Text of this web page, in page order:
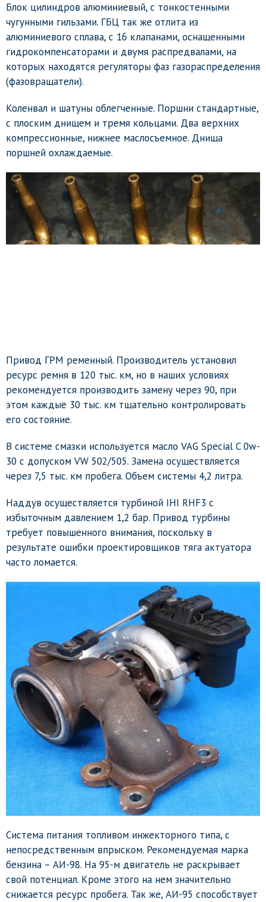
Блок цилиндров алюминиевый, с тонкостенными
чугунными гильзами. ГБЦ так же отлита из
алюминиевого сплава, с 16 клапанами, оснащенными
гидрокомпенсаторами и двумя распредвалами, на
которых находятся регуляторы фаз газораспределения
(фазовращатели).
Коленвал и шатуны облегченные. Поршни стандартные,
с плоским днищем и тремя кольцами. Два верхних
компрессионные, нижнее маслосъемное. Днища
поршней охлаждаемые.
Привод ГРМ ременный. Производитель установил
ресурс ремня в 120 тыс. км, но в наших условиях
рекомендуется производить замену через 90, при
этом каждые 30 тыс. км тщательно контролировать
его состояние.
В системе смазки используется масло VAG Special C 0w-
30 с допуском VW 502/505. Замена осуществляется
через 7,5 тыс. км пробега. Объем системы 4,2 литра.
Наддув осуществляется турбиной IHI RHF3 с
избыточным давлением 1,2 бар. Привод турбины
требует повышенного внимания, поскольку в
результате ошибки проектировщиков тяга актуатора
часто ломается.
Система питания топливом инжекторного типа, с
непосредственным впрыском. Рекомендуемая марка
бензина – АИ-98. На 95-м двигатель не раскрывает
свой потенциал. Кроме этого на нем значительно
снижается ресурс пробега. Так же, АИ-95 способствует